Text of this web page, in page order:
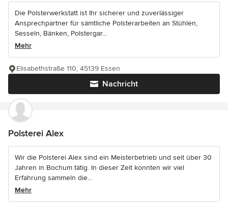
Die Polsterwerkstatt ist Ihr sicherer und zuverlässiger
Ansprechpartner für sämtliche Polsterarbeiten an Stühlen,
Sesseln, Bänken, Polstergar...
Mehr
Nachricht
Elisabethstraße 110, 45139 Essen
Polsterei Alex
Wir die Polsterei Alex sind ein Meisterbetrieb und seit über 30
Jahren in Bochum tätig. In dieser Zeit konnten wir viel
Erfahrung sammeln die...
Mehr